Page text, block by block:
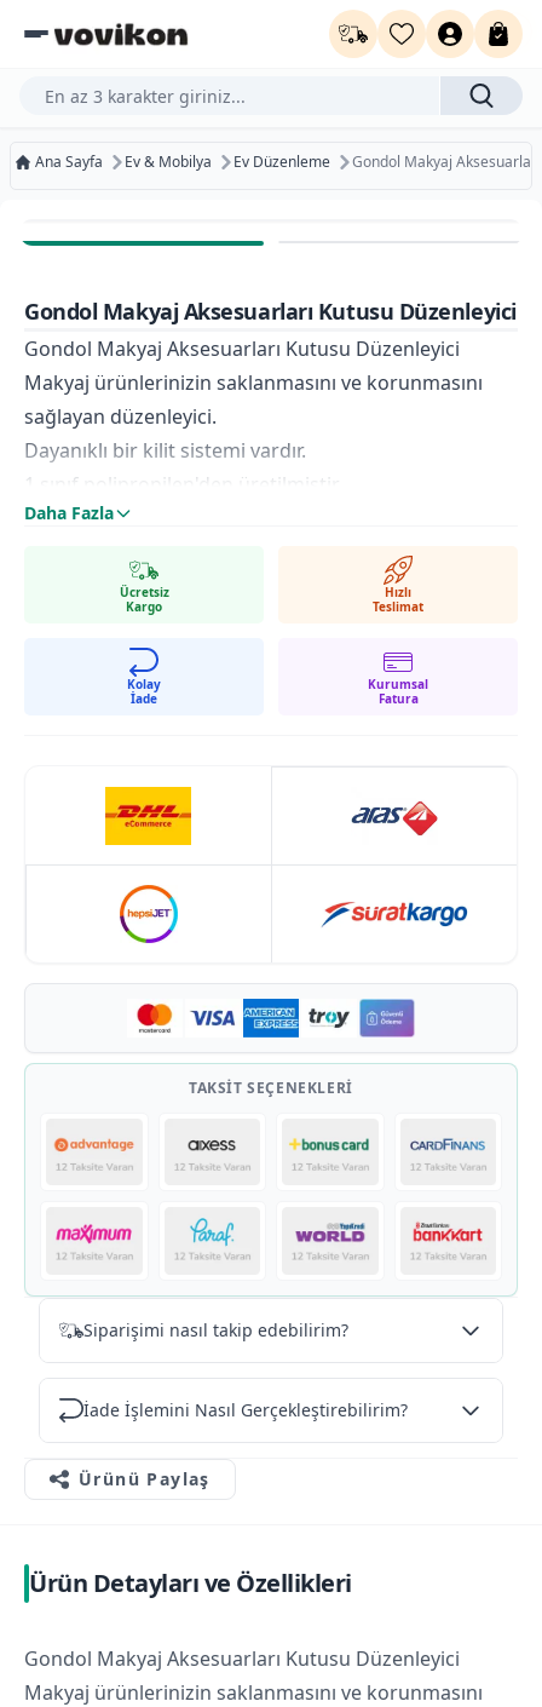
Ürün, kategori veya marka ara...
Ana Sayfa Ev & Mobilya Ev Düzenleme Gondol Makyaj
Ücretsiz Kargo
Kurumsal Faturaya Uygun
%100
Gondol Makyaj Aksesuarları Kutusu Düzenleyici
Gondol Makyaj Aksesuarları Kutusu Düzenleyici
Makyaj ürünlerinizin saklanmasını ve korunmasını
sağlayan düzenleyici.
Dayanıklı bir kilit sistemi vardır.
1.sınıf polipropilen'den üretilmiştir.
Daha Fazla
Ücretsiz
Kargo
Hızlı
Teslimat
Kolay
İade
Kurumsal
Fatura
TAKSIT SEÇENEKLERI
Siparişimi nasıl takip edebilirim?
İade İşlemini Nasıl Gerçekleştirebilirim?
Ürünü Paylaş
Ürün Detayları ve Özellikleri
Gondol Makyaj Aksesuarları Kutusu Düzenleyici
Makyaj ürünlerinizin saklanmasını ve korunmasını